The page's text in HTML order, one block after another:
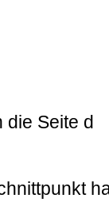
die Seite d